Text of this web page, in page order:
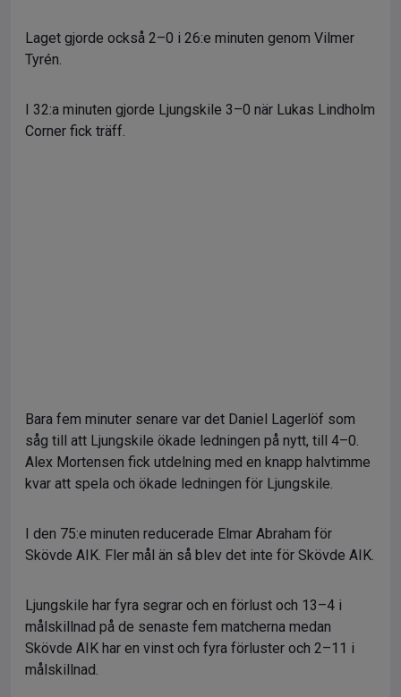
Laget gjorde också 2–0 i 26:e minuten genom Vilmer
Tyrén.
I 32:a minuten gjorde Ljungskile 3–0 när Lukas Lindholm
Corner fick träff.
Bara fem minuter senare var det Daniel Lagerlöf som
såg till att Ljungskile ökade ledningen på nytt, till 4–0.
Alex Mortensen fick utdelning med en knapp halvtimme
kvar att spela och ökade ledningen för Ljungskile.
I den 75:e minuten reducerade Elmar Abraham för
Skövde AIK. Fler mål än så blev det inte för Skövde AIK.
Ljungskile har fyra segrar och en förlust och 13–4 i
målskillnad på de senaste fem matcherna medan
Skövde AIK har en vinst och fyra förluster och 2–11 i
målskillnad.